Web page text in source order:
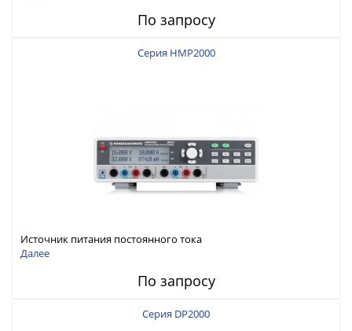
По запросу
Серия HMP2000
Источник питания постоянного тока
Далее
По запросу
Серия DP2000